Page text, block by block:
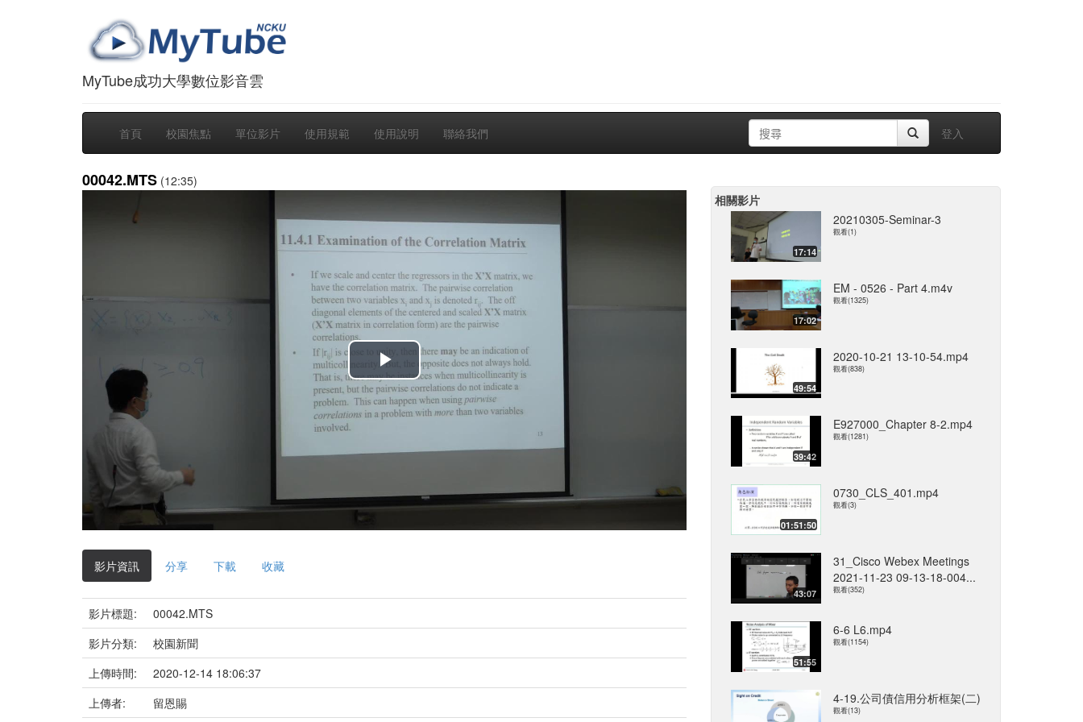
MyTube成功大學數位影音雲
首頁 校園焦點 單位影片 使用規範 使用說明 聯絡我們 登入
00042.MTS (12:35)
播
放
影
影片資訊 分享 下載 收藏
影片標題:
00042.MTS
影片分類:
校園新聞
上傳時間:
2020-12-14 18:06:37
上傳者:
留恩賜
相關影片
17:14
20210305-Seminar-3
觀看(1)
17:02
EM - 0526 - Part 4.m4v
觀看(1325)
49:54
2020-10-21 13-10-54.mp4
觀看(838)
39:42
E927000_Chapter 8-2.mp4
觀看(1281)
01:51:50
0730_CLS_401.mp4
觀看(3)
43:07
31_Cisco Webex Meetings
2021-11-23 09-13-18-004...
觀看(352)
51:55
6-6 L6.mp4
觀看(1154)
4-19.公司債信用分析框架(二)
觀看(13)